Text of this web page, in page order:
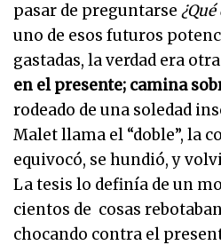
pasar de preguntarse
uno de esos futuros
gastadas, la verdad era
en el presente; camina
rodeado de una soledad
Malet llama el “doble”, la
equivocó, se hundió, y
La tesis lo definía de un
cientos de cosas
chocando contra el